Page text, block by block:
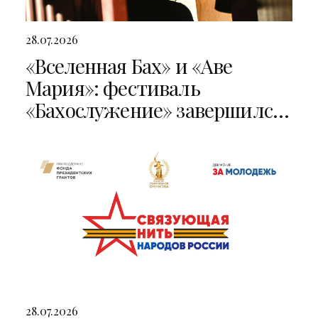
28.07.2026
«Вселенная Бах» и «Аве
Мария»: фестиваль
«Бахослужение» завершился
28.07.2026